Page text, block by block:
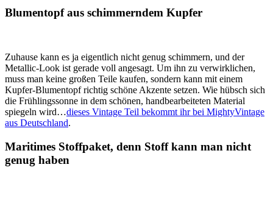
Blumentopf aus schimmerndem Kupfer
Zuhause kann es ja eigentlich nicht genug schimmern, und der
Metallic-Look ist gerade voll angesagt. Um ihn zu verwirklichen,
muss man keine großen Teile kaufen, sondern kann mit einem
Kupfer-Blumentopf richtig schöne Akzente setzen. Wie hübsch sich
die Frühlingssonne in dem schönen, handbearbeiteten Material
spiegeln wird…dieses Vintage Teil bekommt ihr bei MightyVintage
aus Deutschland.
Maritimes Stoffpaket, denn Stoff kann man nicht
genug haben